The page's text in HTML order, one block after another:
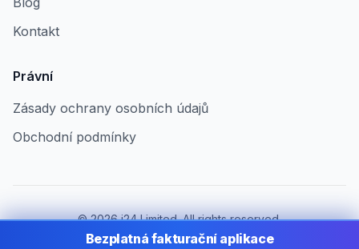
Kontakt
Právní
Zásady ochrany osobních údajů
Obchodní podmínky
©2026i24 Limited. All rights reserved.
Pro firmy v Czech Republic
Bezplatná fakturační aplikace